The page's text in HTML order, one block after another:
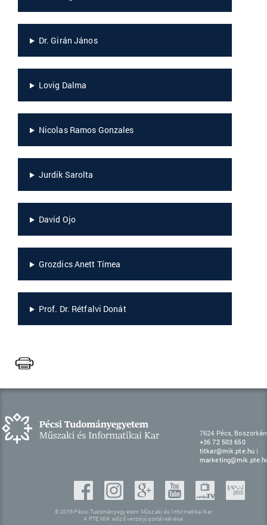
Dr. Girán János
Lovig Dalma
Nicolas Ramos Gonzales
Jurdik Sarolta
David Ojo
Grozdics Anett Tímea
Prof. Dr. Rétfalvi Donát
7624 Pécs,
+36 72 503 650
titkar@mik.pte.hu |
© 2016 Pécsi Tudományegyetem Műszaki és Informatikai Kar
A PTE MIK előző verziójú portál elérése